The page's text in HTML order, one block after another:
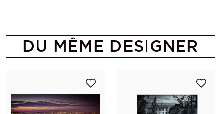
DU MÊME DESIGNER